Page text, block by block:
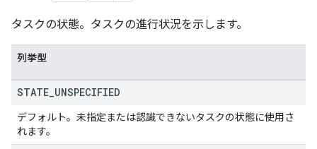
タスクの状態。タスクの進行状況を示します。
列挙型
STATE UNSPECIFIED
デフォルト。未指定または認識できないタスクの状態に使用さ
れます。